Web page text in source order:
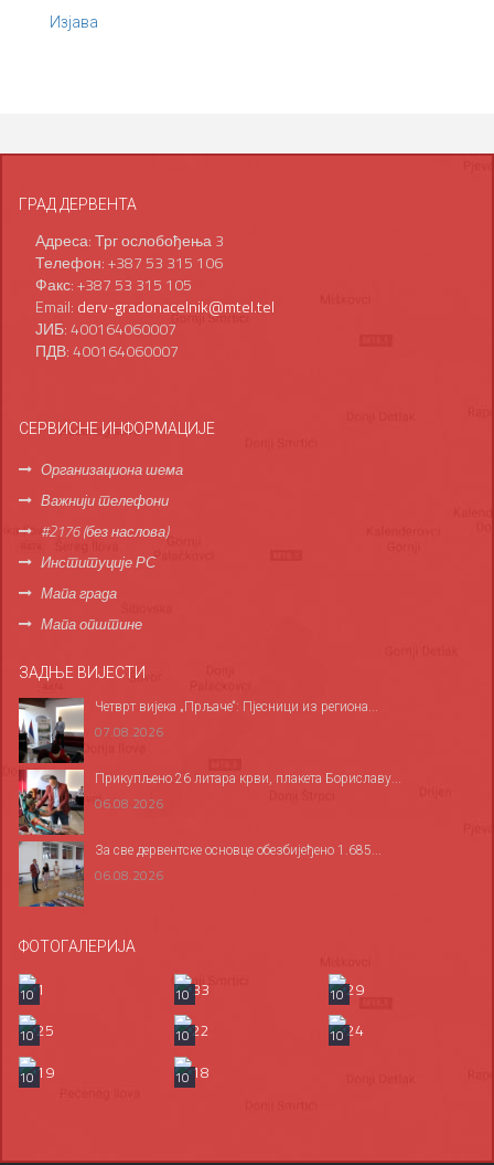
Изјава
ГРАД ДЕРВЕНТА
Адреса: Трг ослобођења 3
Телефон: +387 53 315 106
Факс: +387 53 315 105
Email: derv-gradonacelnik@mtel.tel
ЈИБ: 400164060007
ПДВ: 400164060007
СЕРВИСНЕ ИНФОРМАЦИЈЕ
Организациона шема
Важнији телефони
#2176 (без наслова)
Институције РС
Мапа града
Мапа општине
ЗАДЊЕ ВИЈЕСТИ
Четврт вијека „Прљаче“: Пјесници из региона...
07.08.2026
Прикупљено 26 литара крви, плакета Бориславу...
06.08.2026
За све дервентске основце обезбијеђено 1.685...
06.08.2026
ФОТОГАЛЕРИЈА
10 10
10
10
10
10
10
10